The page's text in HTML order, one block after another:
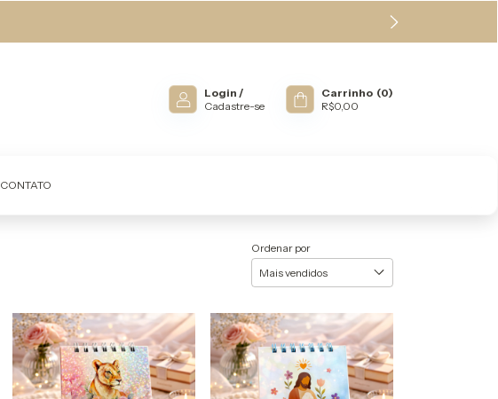
Login /
Cadastre-se
Carrinho (0)
R$0,00
CONTATO
Ordenar por